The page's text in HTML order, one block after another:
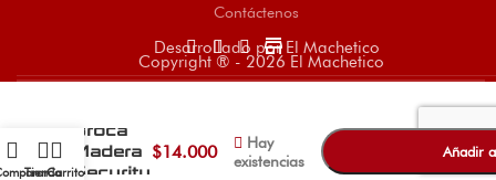
Contáctenos
store
Desarrollado por El Machetico
Copyright ® - 2026 El Machetico
TiendaCarrito
Broca
Madera
Security
$14.000
Hay
existencias
Añadir